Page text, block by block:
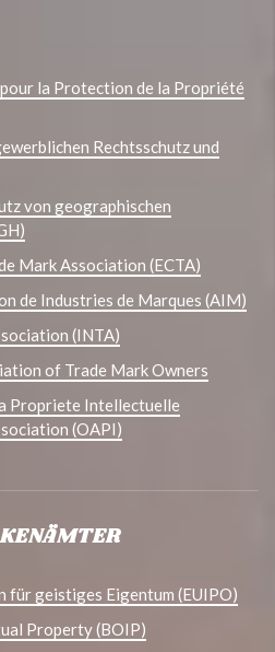
la Protection de la Propriété
Rechtsschutz und
von geographischen
Mark Association (ECTA)
de Industries de Marques (AIM)
(INTA)
of Trade Mark Owners
Propriete Intellectuelle
(OAPI)
für geistiges Eigentum (EUIPO)
Property (BOIP)